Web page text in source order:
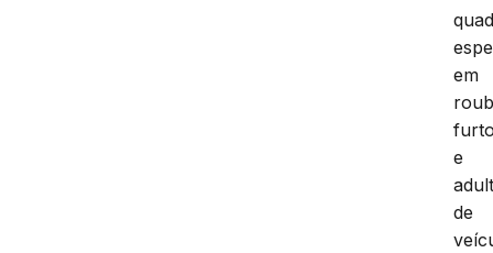
em
e
de